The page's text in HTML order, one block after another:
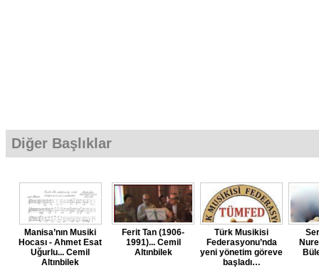
Diğer Başlıklar
Manisa’nın Musiki
Hocası - Ahmet Esat
Uğurlu... Cemil
Altınbilek
Ferit Tan (1906-
1991)... Cemil
Altınbilek
Türk Musikisi
Federasyonu’nda
yeni yönetim göreve
başladı…